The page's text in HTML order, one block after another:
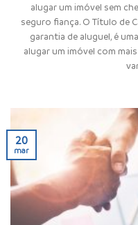
alugar um imóvel sem
seguro fiança. O Título de
garantia de aluguel, é
alugar um imóvel com
20
mar